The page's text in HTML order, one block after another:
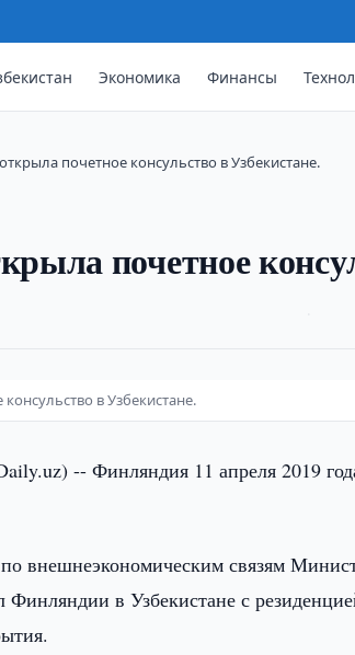
Экономика Финансы
почетное консульство в Узбекистане.
почетное
в Узбекистане.
-- Финляндия 11 апреля 2019
по внешнеэкономическим связям
в Узбекистане с